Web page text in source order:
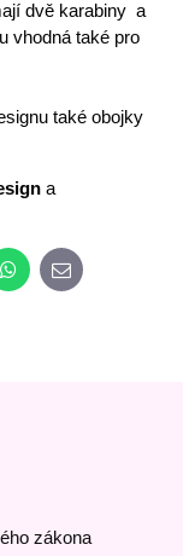
dvě karabiny a
vhodná také pro
také obojky
a
WhatsApp
E-
mail
zákona